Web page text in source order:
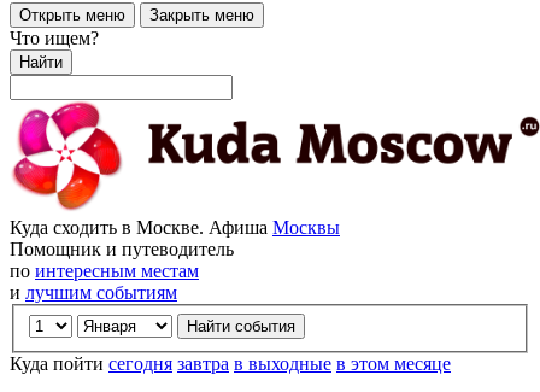
Открыть меню Закрыть меню
Что ищем?
Найти
Куда сходить в Москве. Афиша Москвы
Помощник и путеводитель
по интересным местам
и лучшим событиям
Куда пойти сегодня завтра в выходные в этом месяце